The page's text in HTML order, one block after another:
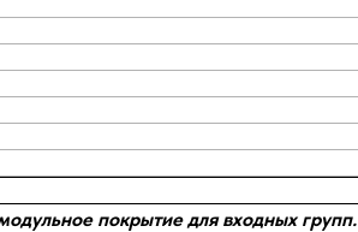
покрытие для входных групп.